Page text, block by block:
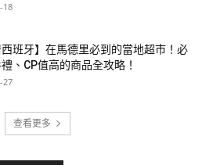
18
西班牙】在馬德里必到的當地超市！必
、CP值高的商品全攻略！
27
查看更多